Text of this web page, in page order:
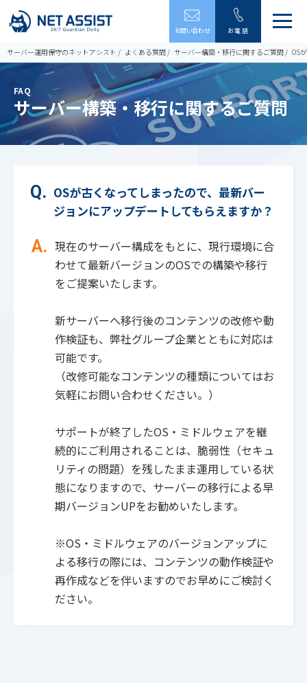
お問い合わせ お電話
メ
ュ
ー
を
開
閉
す
サーバー運用保守のネットアシスト よくある質問 サーバー構築・移行に関するご質問 OS
FAQ
サーバー構築・移行に関するご質問
OSが古くなってしまったので、最新バー
ジョンにアップデートしてもらえますか？
現在のサーバー構成をもとに、現行環境に合
わせて最新バージョンのOSでの構築や移行
をご提案いたします。
新サーバーへ移行後のコンテンツの改修や動
作検証も、弊社グループ企業とともに対応は
可能です。
（改修可能なコンテンツの種類についてはお
気軽にお問い合わせください。）
サポートが終了したOS・ミドルウェアを継
続的にご利用されることは、脆弱性（セキュ
リティの問題）を残したまま運用している状
態になりますので、サーバーの移行による早
期バージョンUPをお勧めいたします。
※OS・ミドルウェアのバージョンアップに
よる移行の際には、コンテンツの動作検証や
再作成などを伴いますのでお早めにご検討く
ださい。